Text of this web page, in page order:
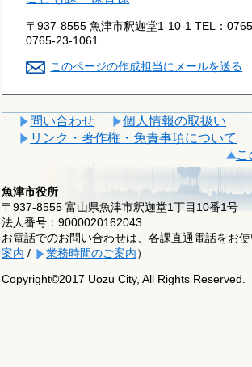
〒937-8555 魚津市釈迦堂1-10-1 TEL：
0765-23-1061
このページの作成担当にメールを送る
問い合わせ
個人情報の取扱い
リンク・著作権・免責事項について
こ
魚津市役所
〒937-8555 富山県魚津市釈迦堂1丁目10番1号
法人番号：9000020162043
お電話でのお問い合わせは、各課直通電話をお
案内 / 業務時間のご案内）
Copyright©2017 Uozu City, All Rights Reserved.